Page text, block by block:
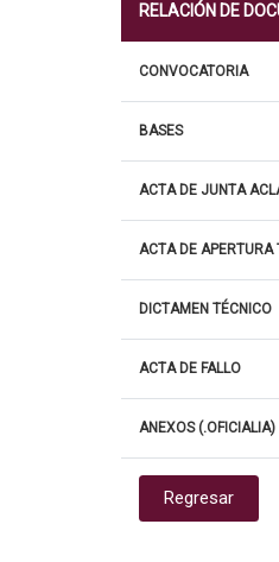
RELACIÓN DE
CONVOCATORIA
BASES
ACTA DE JUNTA
ACTA DE APERTURA
DICTAMEN TÉCNICO
ACTA DE FALLO
ANEXOS (.OFICIALIA)
Regresar